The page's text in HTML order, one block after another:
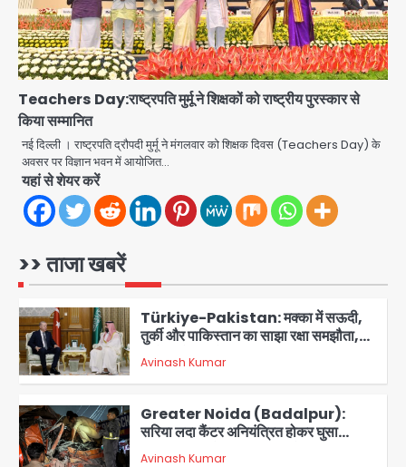
Teachers Day:राष्ट्रपति मुर्मू ने शिक्षकों को राष्ट्रीय पुरस्कार से
किया सम्मानित
नई दिल्ली । राष्ट्रपति द्रौपदी मुर्मू ने मंगलवार को शिक्षक दिवस (Teachers Day) के
अवसर पर विज्ञान भवन में आयोजित…
यहां से शेयर करें
>> ताजा खबरें
4
DC Movie Review: लोकेश कनगराज की
एक्टिंग डेब्यू फिल्म विजुअली स्ट्राइकिंग लेकिन
स्क्रीनप्ले में कमजोर, लेकिन कहानी अधूरी रह
गई, 3 स्टार रेटिंग
Avinash Kumar
5
पर स्याही फेंकने का आरोप, ABVP
कार्यकर्ताओं पर एक्शन; हेमंत सोरेन ने दी
Avinash Kumar
1
Noida Authority: कर्तव्यनिष्ठा की
2
Türkiye-Pakistan: मक्का में सऊदी,
तुर्की और पाकिस्तान का साझा रक्षा समझौता,
जानें इसके मायने
Avinash Kumar
Greater Noida (Badalpur):
सरिया लदा कैंटर अनियंत्रित होकर घुसा
किराना दुकान में , ड्राइवर की मौत
Avinash Kumar